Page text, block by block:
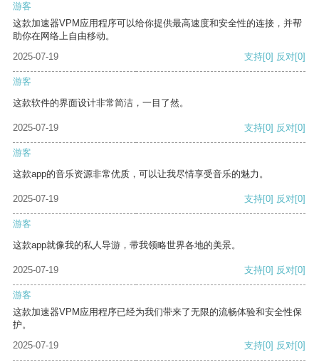
游客
这款加速器VPM应用程序可以给你提供最高速度和安全性的连接，并帮
助你在网络上自由移动。
2025-07-19
支持[0] 反对[0]
游客
这款软件的界面设计非常简洁，一目了然。
2025-07-19 支持[0] 反对[0]
游客
这款app的音乐资源非常优质，可以让我尽情享受音乐的魅力。
2025-07-19 支持[0] 反对[0]
游客
这款app就像我的私人导游，带我领略世界各地的美景。
2025-07-19 支持[0] 反对[0]
游客
这款加速器VPM应用程序已经为我们带来了无限的流畅体验和安全性保
护。
2025-07-19
支持[0] 反对[0]